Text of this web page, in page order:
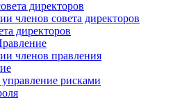
директоров
членов совета директоров
директоров
членов правления
рисками